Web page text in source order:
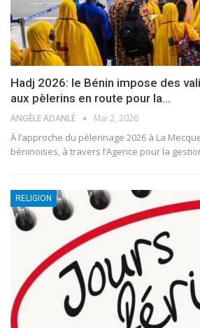
Hadj 2026: le Bénin impose des
aux pèlerins en route pour la…
ANGÈLE ADANLÉ Mai 2, 2026
À l’approche du pèlerinage 2026 à La
béninoises, à travers l’Agence pour la
RELIGION